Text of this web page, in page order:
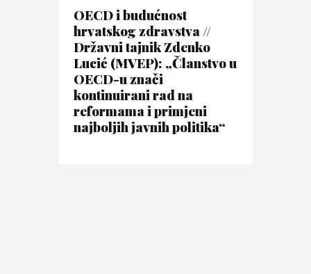
OECD i budućnost
hrvatskog zdravstva //
Državni tajnik Zdenko
Lucić (MVEP): „Članstvo u
OECD-u znači
kontinuirani rad na
reformama i primjeni
najboljih javnih politika“